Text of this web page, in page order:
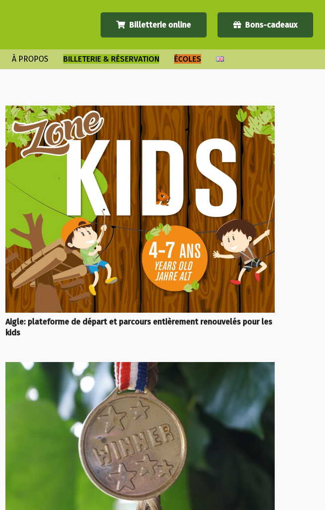
Billetterie online Bons-cadeaux
À PROPOS BILLETERIE & RÉSERVATION ÉCOLES
Aigle: plateforme de départ et parcours entièrement renouvelés pour les
kids